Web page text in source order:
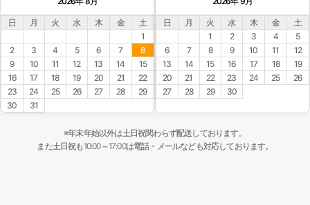
日 月 火 水 木 金
土
1
2
3 4 5 6 7
8
9
10 11 12 13 14
15
16
17 18 19 20 21
22
23
24 25 26 27 28
29
30
31
日 月 火 水 木 金
土
1
2 3 4
5
6
7 8 9 10 11
12
13
14 15 16 17 18
19
20
21 22 23 24 25
26
27
28 29 30
※年末年始以外は土日祝関わらず配送しております。
また土日祝も10:00～17:00は電話・メールなども対応しております。